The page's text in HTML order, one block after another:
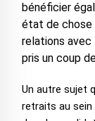
bénéficier
état de chose
relations
pris un coup
Un autre sujet
retraits au sein